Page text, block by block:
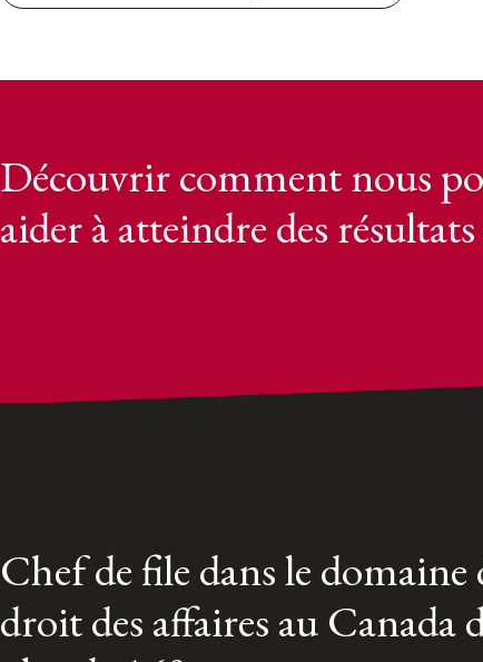
Découvrir comment nous
aider à atteindre des
Chef de file dans le domaine
droit des affaires au Canada